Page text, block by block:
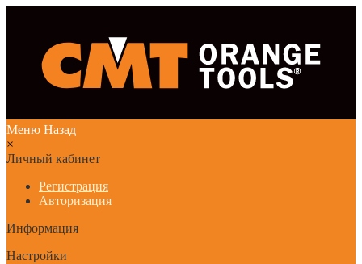
Меню Назад
×
Личный кабинет
Регистрация
Авторизация
Информация
Настройки